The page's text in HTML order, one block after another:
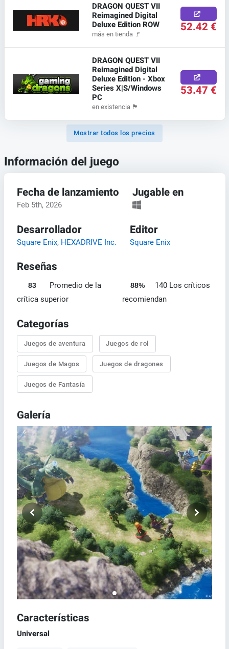
DRAGON QUEST VII
Reimagined Digital
Deluxe Edition ROW
más en tienda 🚩 52.42 €
DRAGON QUEST VII
Reimagined Digital
Deluxe Edition - Xbox
Series X|S/Windows
PC
en existencia 🏴
53.47 €
Mostrar todos los precios
Información del juego
Fecha de lanzamiento
Feb 5th, 2026
Jugable en
Desarrollador
Square Enix, HEXADRIVE Inc.
Editor
Square Enix
Reseñas
83
Promedio de la
crítica superior
88%
140 Los críticos
recomiendan
Categorías
Juegos de aventura Juegos de rol
Juegos de Magos Juegos de dragones
Juegos de Fantasía
Galería
Características
Universal